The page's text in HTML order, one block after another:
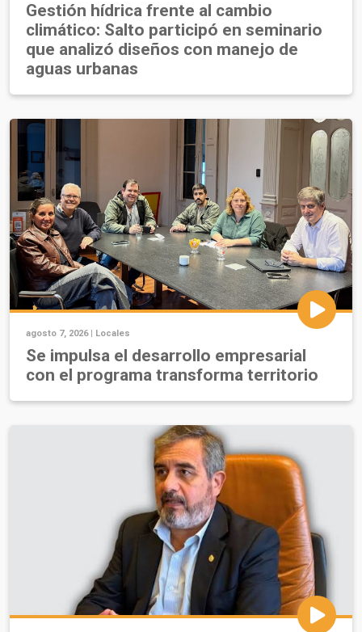
Gestión hídrica frente al cambio
climático: Salto participó en seminario
que analizó diseños con manejo de
aguas urbanas
agosto 7, 2026 | Locales
Se impulsa el desarrollo empresarial
con el programa transforma territorio